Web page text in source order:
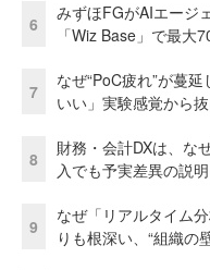
6
みずほFGがAIエージ
「Wiz Base」で最大
7
なぜ“PoC疲れ”が蔓
いい」実験感覚から
8
財務・会計DXは、
入でも予実差異の説
9
なぜ「リアルタイム
りも根深い、“組織の